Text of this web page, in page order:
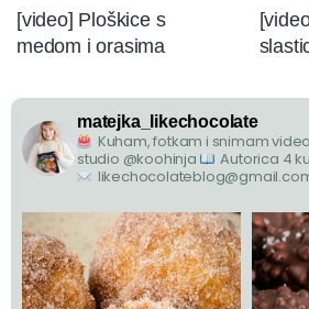
[video] Ploškice s
medom i orasima
matejka_likechocolate
Kuham, fotkam i snimam
studio @koohinja
Autorica 4